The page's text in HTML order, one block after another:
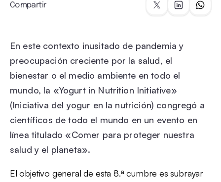
Compartir
En este contexto inusitado de pandemia y
preocupación creciente por la salud, el
bienestar o el medio ambiente en todo el
mundo, la «Yogurt in Nutrition Initiative»
(Iniciativa del yogur en la nutrición) congregó a
científicos de todo el mundo en un evento en
línea titulado «Comer para proteger nuestra
salud y el planeta».
El objetivo general de esta 8.ª cumbre es subrayar